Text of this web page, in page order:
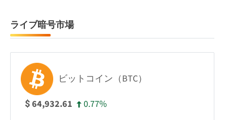
ライブ暗号市場
ビットコイン（BTC）
$64,932.61 0.77%